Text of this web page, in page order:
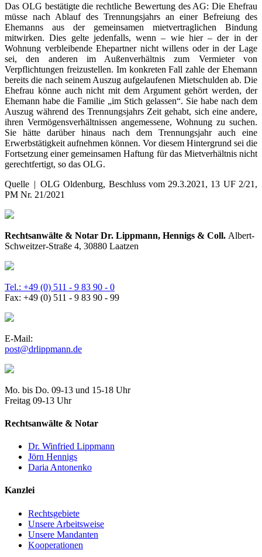
Das OLG bestätigte die rechtliche Bewertung des AG: Die Ehefrau
müsse nach Ablauf des Trennungsjahrs an einer Befreiung des
Ehemanns aus der gemeinsamen mietvertraglichen Bindung
mitwirken. Dies gelte jedenfalls, wenn – wie hier – der in der
Wohnung verbleibende Ehepartner nicht willens oder in der Lage
sei, den anderen im Außenverhältnis zum Vermieter von
Verpflichtungen freizustellen. Im konkreten Fall zahle der Ehemann
bereits die nach seinem Auszug aufgelaufenen Mietschulden ab. Die
Ehefrau könne auch nicht mit dem Argument gehört werden, der
Ehemann habe die Familie „im Stich gelassen“. Sie habe nach dem
Auszug während des Trennungsjahrs Zeit gehabt, sich eine andere,
ihren Vermögensverhältnissen angemessene, Wohnung zu suchen.
Sie hätte darüber hinaus nach dem Trennungsjahr auch eine
Erwerbstätigkeit aufnehmen können. Vor diesem Hintergrund sei die
Fortsetzung einer gemeinsamen Haftung für das Mietverhältnis nicht
gerechtfertigt, so das OLG.
Quelle | OLG Oldenburg, Beschluss vom 29.3.2021, 13 UF 2/21,
PM Nr. 21/2021
Rechtsanwälte & Notar Dr. Lippmann, Hennigs & Coll. Albert-
Schweitzer-Straße 4, 30880 Laatzen
Tel.: +49 (0) 511 - 9 83 90 - 0
Fax: +49 (0) 511 - 9 83 90 - 99
E-Mail:
post@drlippmann.de
Mo. bis Do. 09-13 und 15-18 Uhr
Freitag 09-13 Uhr
Rechtsanwälte & Notar
Dr. Winfried Lippmann
Jörn Hennigs
Daria Antonenko
Kanzlei
Rechtsgebiete
Unsere Arbeitsweise
Unsere Mandanten
Kooperationen